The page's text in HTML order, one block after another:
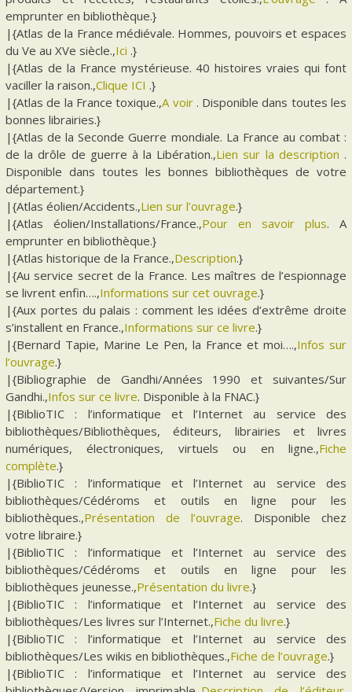
emprunter en bibliothèque.}
|{Atlas de la France médiévale. Hommes, pouvoirs et espaces
du Ve au XVe siècle.,Ici .}
|{Atlas de la France mystérieuse. 40 histoires vraies qui font
vaciller la raison.,Clique ICI .}
|{Atlas de la France toxique.,A voir . Disponible dans toutes les
bonnes librairies.}
|{Atlas de la Seconde Guerre mondiale. La France au combat :
de la drôle de guerre à la Libération.,Lien sur la description .
Disponible dans toutes les bonnes bibliothèques de votre
département.}
|{Atlas éolien/Accidents.,Lien sur l’ouvrage.}
|{Atlas éolien/Installations/France.,Pour en savoir plus. A
emprunter en bibliothèque.}
|{Atlas historique de la France.,Description.}
|{Au service secret de la France. Les maîtres de l’espionnage
se livrent enfin….,Informations sur cet ouvrage.}
|{Aux portes du palais : comment les idées d’extrême droite
s’installent en France.,Informations sur ce livre.}
|{Bernard Tapie, Marine Le Pen, la France et moi….,Infos sur
l’ouvrage.}
|{Bibliographie de Gandhi/Années 1990 et suivantes/Sur
Gandhi.,Infos sur ce livre. Disponible à la FNAC.}
|{BiblioTIC : l’informatique et l’Internet au service des
bibliothèques/Bibliothèques, éditeurs, librairies et livres
numériques, électroniques, virtuels ou en ligne.,Fiche
complète.}
|{BiblioTIC : l’informatique et l’Internet au service des
bibliothèques/Cédéroms et outils en ligne pour les
bibliothèques.,Présentation de l’ouvrage. Disponible chez
votre libraire.}
|{BiblioTIC : l’informatique et l’Internet au service des
bibliothèques/Cédéroms et outils en ligne pour les
bibliothèques jeunesse.,Présentation du livre.}
|{BiblioTIC : l’informatique et l’Internet au service des
bibliothèques/Les livres sur l’Internet.,Fiche du livre.}
|{BiblioTIC : l’informatique et l’Internet au service des
bibliothèques/Les wikis en bibliothèques.,Fiche de l’ouvrage.}
|{BiblioTIC : l’informatique et l’Internet au service des